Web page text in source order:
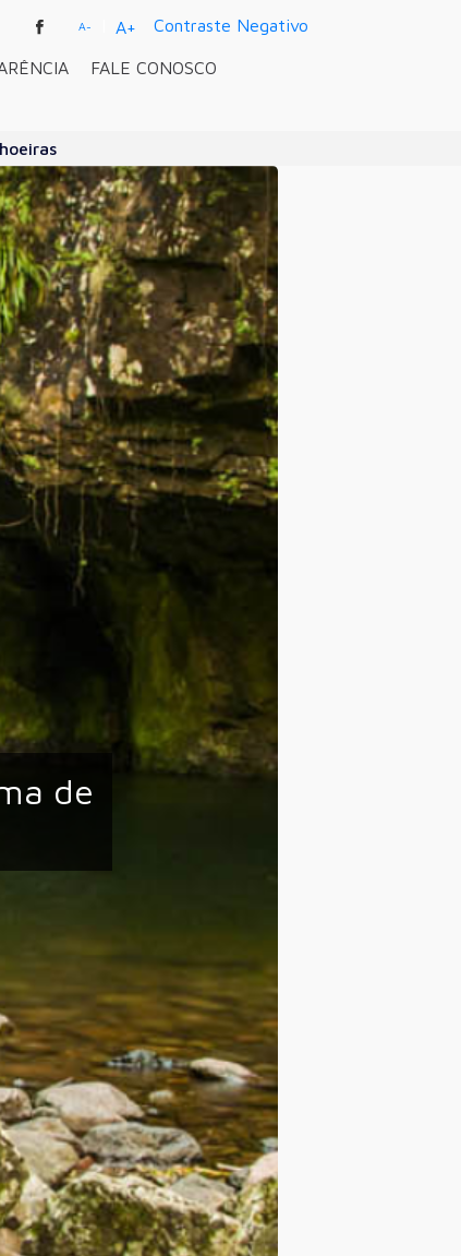
FALE CONOSCO
A- A+ Contraste Negativo
de